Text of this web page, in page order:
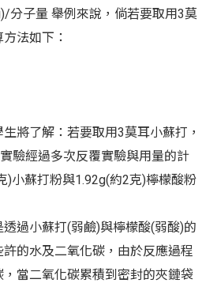
分子量 舉例來說，倘若要取用3莫
法如下：
將了解：若要取用3莫耳小蘇打，
驗經過多次反覆實驗與用量的計
)小蘇打粉與1.92g(約2克)檸檬酸粉
過小蘇打(弱鹼)與檸檬酸(弱酸)的
的水及二氧化碳，由於反應過程
當二氧化碳累積到密封的夾鏈袋